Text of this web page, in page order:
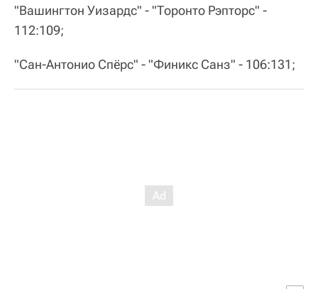
"Вашингтон Уизардс" - "Торонто Рэпторс" -
112:109;
"Сан-Антонио Спёрс" - "Финикс Санз" - 106:131;